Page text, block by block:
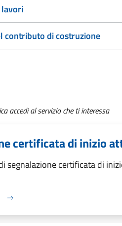
lavori
contributo di costruzione
accedi al servizio che ti interessa
certificata di inizio
segnalazione certificata di